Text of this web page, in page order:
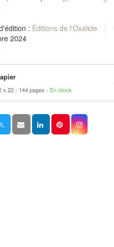
: Éditions de l'Oxalide
2024
x 22 144 pages En stock